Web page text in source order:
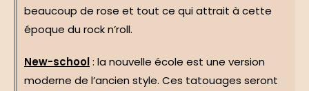
beaucoup de rose et tout ce qui attrait à cette
époque du rock n’roll.
New-school: la nouvelle école est une version
moderne de l’ancien style. Ces tatouages seront